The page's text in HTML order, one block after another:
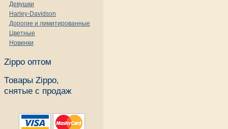
Девушки
Harley-Davidson
Дорогие и лимитированные
Цветные
Новинки
Zippo оптом
Товары Zippo,
снятые с продаж